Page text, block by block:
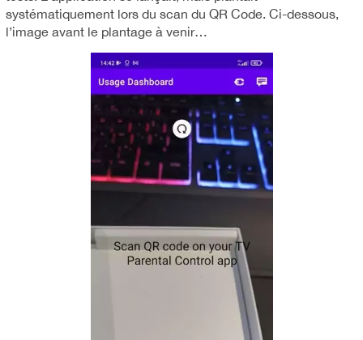
systématiquement lors du scan du QR Code. Ci-dessous,
l’image avant le plantage à venir…